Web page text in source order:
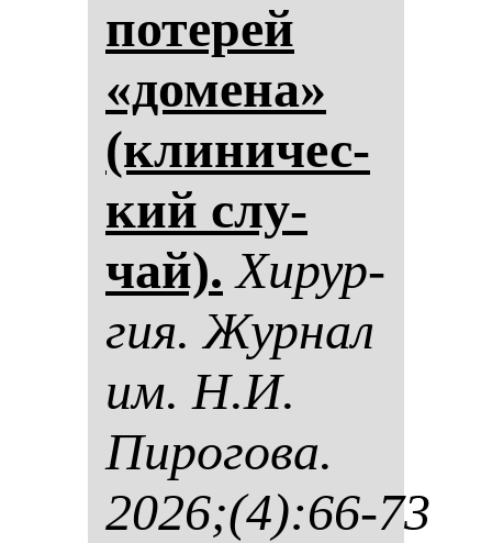
по­те­рей
«до­ме­на»
(кли­ни­чес­
кий слу­
чай). Хи­рур­
гия. Жур­нал
им. Н.И.
Пи­ро­го­ва.
2026;(4):66-73